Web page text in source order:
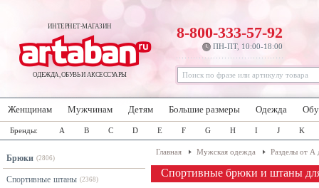
ИНТЕРНЕТ-МАГАЗИН
ОДЕЖДА, ОБУВЬ И АКСЕССУАРЫ
8-800-333-57-92
ПН-ПТ, 10:00-18:00
Женщинам Мужчинам Детям Большие размеры Одежда
Бренды: A B C D E F G H I J K
Брюки (2806)
Спортивные штаны (2368)
Главная Мужская одежда Разделы от А
Спортивные брюки и штаны